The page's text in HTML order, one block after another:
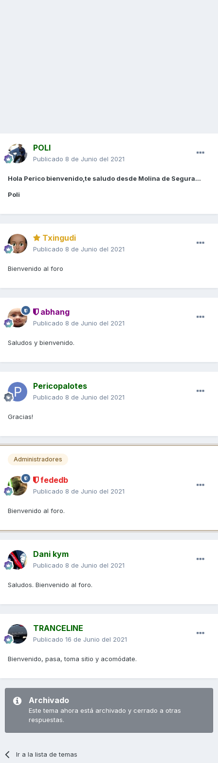
POLI
Publicado 8 de Junio del 2021
Hola Perico bienvenido,te saludo desde Molina de Segura...
Poli
Txingudi
Publicado 8 de Junio del 2021
Bienvenido al foro
abhang
Publicado 8 de Junio del 2021
Saludos y bienvenido.
Pericopalotes
Publicado 8 de Junio del 2021
Gracias!
Administradores
fededb
Publicado 8 de Junio del 2021
Bienvenido al foro.
Dani kym
Publicado 8 de Junio del 2021
Saludos. Bienvenido al foro.
TRANCELINE
Publicado 16 de Junio del 2021
Bienvenido, pasa, toma sitio y acomódate.
Archivado
Este tema ahora está archivado y cerrado a otras
respuestas.
Ir a la lista de temas